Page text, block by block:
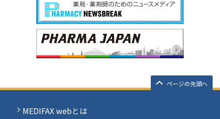
ページの先頭へ
MEDIFAX webとは